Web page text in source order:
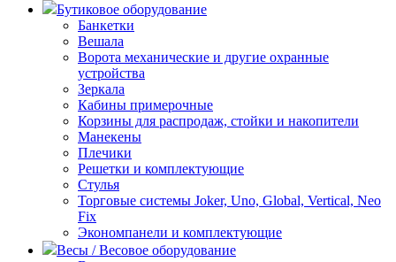
Бутиковое оборудование
Банкетки
Вешала
Ворота механические и другие охранные
устройства
Зеркала
Кабины примерочные
Корзины для распродаж, стойки и накопители
Манекены
Плечики
Решетки и комплектующие
Стулья
Торговые системы Joker, Uno, Global, Vertical, Neo
Fix
Экономпанели и комплектующие
Весы / Весовое оборудование